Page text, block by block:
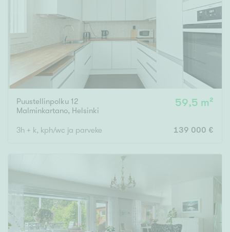
Puustellinpolku 12
Malminkartano, Helsinki
59,5 m²
3h + k, kph/wc ja parveke 139 000 €